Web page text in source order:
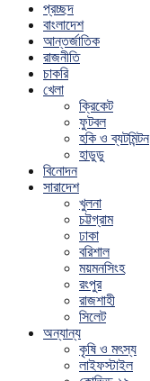
প্রচ্ছদ
বাংলাদেশ
আন্তর্জাতিক
রাজনীতি
চাকরি
খেলা
ক্রিকেট
ফুটবল
হকি ও ব্যটমিন্টন
হাডুডু
বিনোদন
সারাদেশ
খুলনা
চট্টগ্রাম
ঢাকা
বরিশাল
ময়মনসিংহ
রংপুর
রাজশাহী
সিলেট
অন্যান্য
কৃষি ও মৎস্য
লাইফস্টাইল